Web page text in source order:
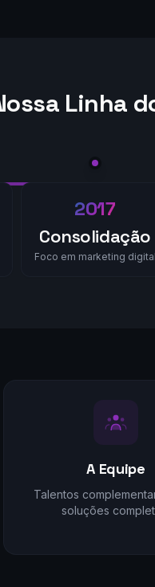
Linha
2017
Consolidação
Foco em marketing digital
A Equipe
Talentos
soluções